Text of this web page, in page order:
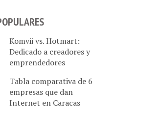
Komvii vs. Hotmart:
Dedicado a creadores y
emprendedores
Tabla comparativa de 6
empresas que dan
Internet en Caracas